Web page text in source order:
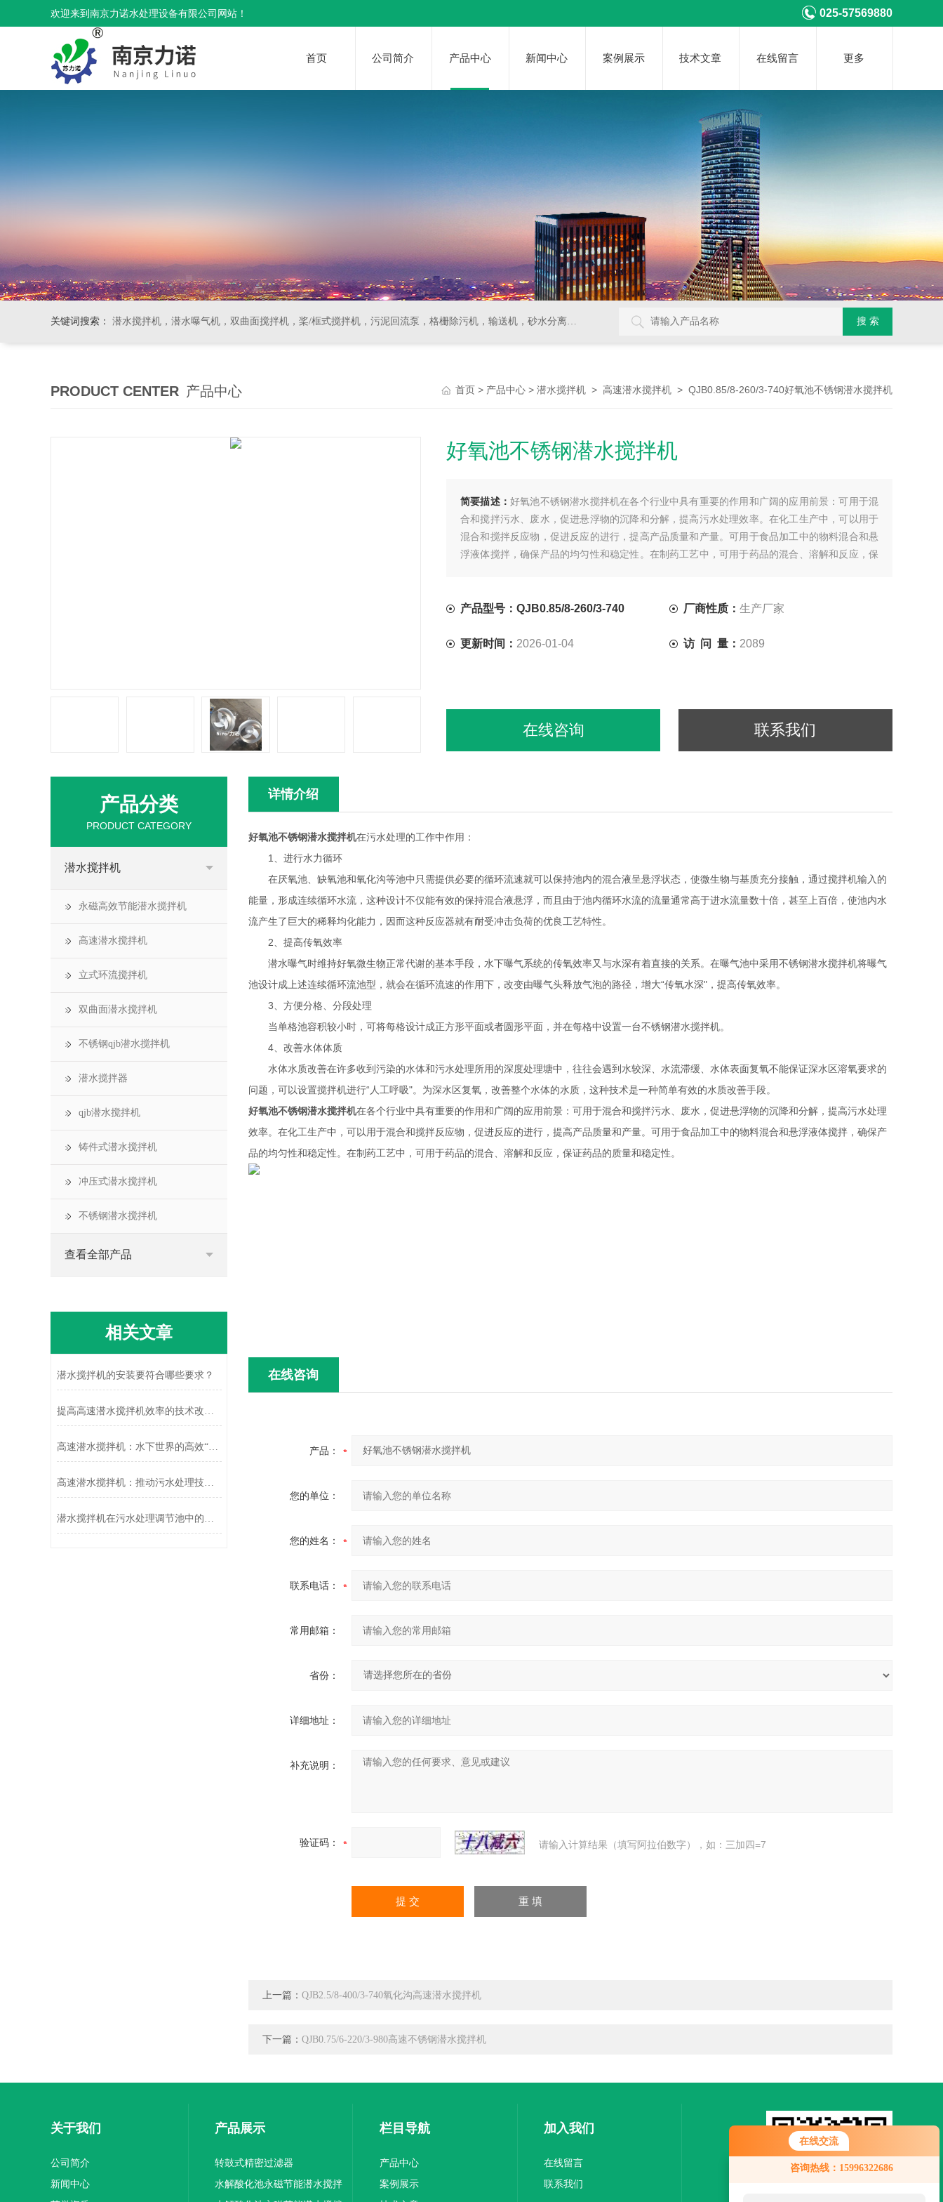
在线交流
咨询热线：15996322686
您好！欢迎前来咨询，很高兴为您
服务，请问您要咨询什么问题呢？
欢迎来到南京力诺水处理设备有限公司网站！ 025-57569880
首页 公司简介 产品中心 新闻中心 案例展示 技术文章 在线留言 更多
关键词搜索： 潜水搅拌机，潜水曝气机，双曲面搅拌机，桨/框式搅拌机，污泥回流泵，格栅除污机，输送机，砂水分离器等水处理设备
PRODUCT CENTER 产品中心 首页 > 产品中心 > 潜水搅拌机 > 高速潜水搅拌机 > QJB0.85/8-260/3-740好氧池不锈钢潜水搅拌机
好氧池不锈钢潜水搅拌机
简要描述： 好氧池不锈钢潜水搅拌机在各个行业中具有重要的作用和广阔的应用前景：可用于混
合和搅拌污水、废水，促进悬浮物的沉降和分解，提高污水处理效率。在化工生产中，可以用于
混合和搅拌反应物，促进反应的进行，提高产品质量和产量。可用于食品加工中的物料混合和悬
浮液体搅拌，确保产品的均匀性和稳定性。在制药工艺中，可用于药品的混合、溶解和反应，保
产品型号：QJB0.85/8-260/3-740 厂商性质： 生产厂家
更新时间： 2026-01-04 访 问 量： 2089
在线咨询 联系我们
详情介绍
好氧池不锈钢潜水搅拌机在污水处理的工作中作用：
1、进行水力循环
在厌氧池、缺氧池和氧化沟等池中只需提供必要的循环流速就可以保持池内的混合液呈悬浮状态，使微生物与基质充分接触，通过搅拌机输入的
能量，形成连续循环水流，这种设计不仅能有效的保持混合液悬浮，而且由于池内循环水流的流量通常高于进水流量数十倍，甚至上百倍，使池内水
流产生了巨大的稀释均化能力，因而这种反应器就有耐受冲击负荷的优良工艺特性。
2、提高传氧效率
潜水曝气时维持好氧微生物正常代谢的基本手段，水下曝气系统的传氧效率又与水深有着直接的关系。在曝气池中采用不锈钢潜水搅拌机将曝气
池设计成上述连续循环流池型，就会在循环流速的作用下，改变由曝气头释放气泡的路径，增大“传氧水深"，提高传氧效率。
3、方便分格、分段处理
当单格池容积较小时，可将每格设计成正方形平面或者圆形平面，并在每格中设置一台不锈钢潜水搅拌机。
4、改善水体体质
水体水质改善在许多收到污染的水体和污水处理所用的深度处理塘中，往往会遇到水较深、水流滞缓、水体表面复氧不能保证深水区溶氧要求的
问题，可以设置搅拌机进行“人工呼吸"。为深水区复氧，改善整个水体的水质，这种技术是一种简单有效的水质改善手段。
好氧池不锈钢潜水搅拌机在各个行业中具有重要的作用和广阔的应用前景：可用于混合和搅拌污水、废水，促进悬浮物的沉降和分解，提高污水处理
效率。在化工生产中，可以用于混合和搅拌反应物，促进反应的进行，提高产品质量和产量。可用于食品加工中的物料混合和悬浮液体搅拌，确保产
品的均匀性和稳定性。在制药工艺中，可用于药品的混合、溶解和反应，保证药品的质量和稳定性。
在线咨询
产品：
您的单位：
您的姓名：
联系电话：
常用邮箱：
省份：
详细地址：
补充说明：
验证码： 请输入计算结果（填写阿拉伯数字），如：三加四=7
上一篇： QJB2.5/8-400/3-740氧化沟高速潜水搅拌机
下一篇： QJB0.75/6-220/3-980高速不锈钢潜水搅拌机
产品分类
PRODUCT CATEGORY
潜水搅拌机
永磁高效节能潜水搅拌机
高速潜水搅拌机
立式环流搅拌机
双曲面潜水搅拌机
不锈钢qjb潜水搅拌机
潜水搅拌器
qjb潜水搅拌机
铸件式潜水搅拌机
冲压式潜水搅拌机
不锈钢潜水搅拌机
查看全部产品
相关文章
潜水搅拌机的安装要符合哪些要求？
提高高速潜水搅拌机效率的技术改进与应用
高速潜水搅拌机：水下世界的高效“搅拌能手”
高速潜水搅拌机：推动污水处理技术革新
潜水搅拌机在污水处理调节池中的应用及效果分析
关于我们
公司简介
新闻中心
产品展示
转鼓式精密过滤器
水解酸化池永磁节能潜水搅拌
栏目导航
产品中心
案例展示
加入我们
在线留言
联系我们